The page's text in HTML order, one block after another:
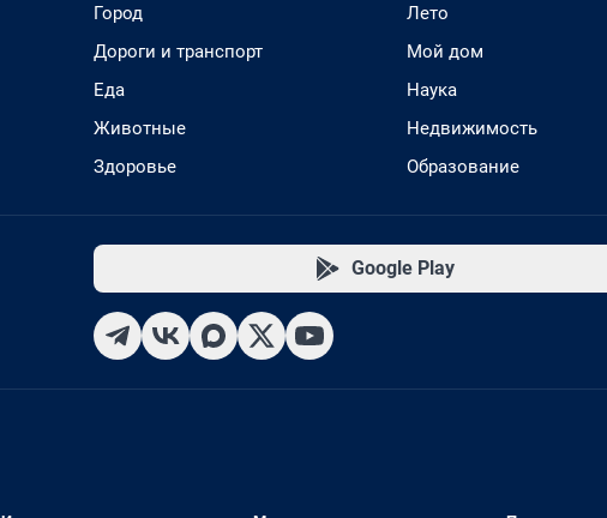
Город
Дороги и транспорт
Еда
Животные
Здоровье
Лето
Мой дом
Наука
Недвижимость
Образование
Google Play